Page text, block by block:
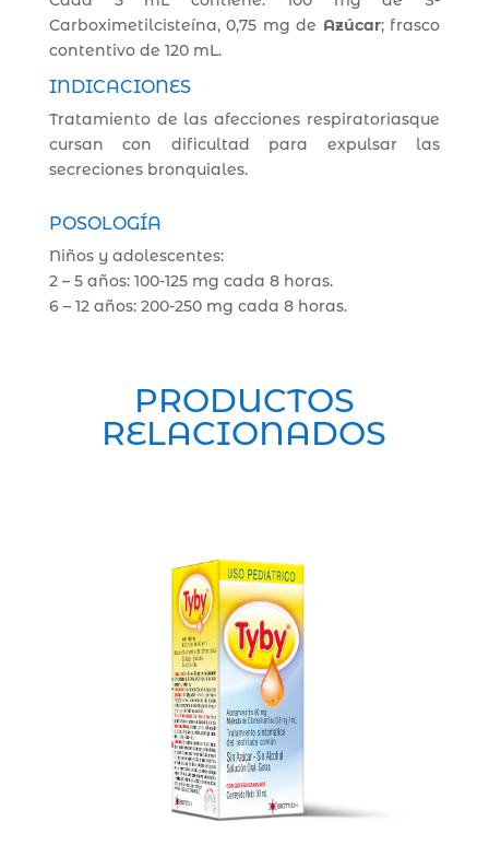
Carboximetilcisteína, 0,75 mg de Azúcar; frasco
contentivo de 120 mL.
INDICACIONES
Tratamiento de las afecciones respiratoriasque
cursan con dificultad para expulsar las
secreciones bronquiales.
POSOLOGÍA
Niños y adolescentes:
2 – 5 años: 100-125 mg cada 8 horas.
6 – 12 años: 200-250 mg cada 8 horas.
PRODUCTOS
RELACIONADOS